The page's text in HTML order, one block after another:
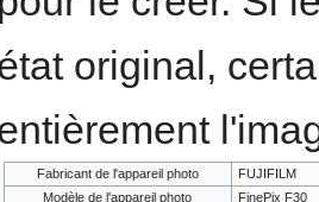
original,
Fabricant de l'appareil photo
FUJIFILM
Modèle de l'appareil photo
FinePix F30